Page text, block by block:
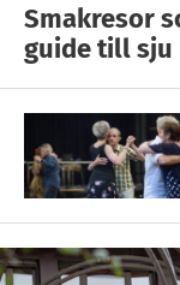
Smakresor
guide till sju